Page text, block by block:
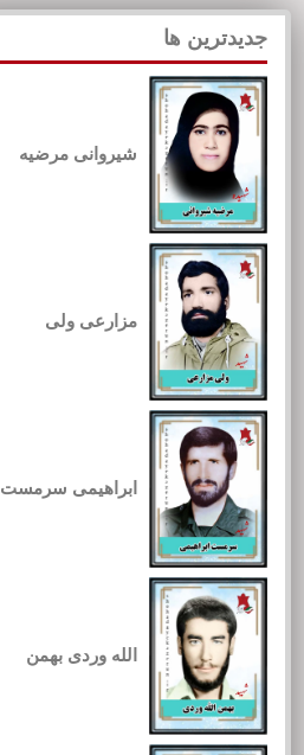
جدیدترین ها
شیروانی مرضیه
مزارعی ولی
ابراهیمی سرمست
الله وردی بهمن